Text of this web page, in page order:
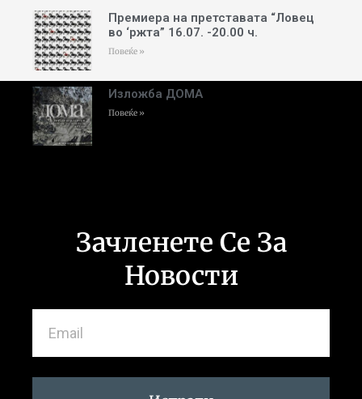
Премиера на претставата “Ловец
во ‘ржта” 16.07. -20.00 ч.
Повеќе »
Изложба ДОМА
Повеќе »
Зачленете Се За
Новости